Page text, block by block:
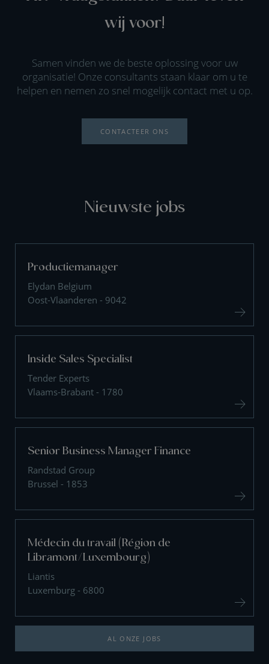
wij voor!
Samen vinden we de beste oplossing voor uw
organisatie! Onze consultants staan klaar om u te
helpen en nemen zo snel mogelijk contact met u op.
CONTACTEER ONS
Nieuwste jobs
Productiemanager
Elydan Belgium
Oost-Vlaanderen - 9042
Inside Sales Specialist
Tender Experts
Vlaams-Brabant - 1780
Senior Business Manager Finance
Randstad Group
Brussel - 1853
Médecin du travail (Région de
Libramont/Luxembourg)
Liantis
Luxemburg - 6800
AL ONZE JOBS